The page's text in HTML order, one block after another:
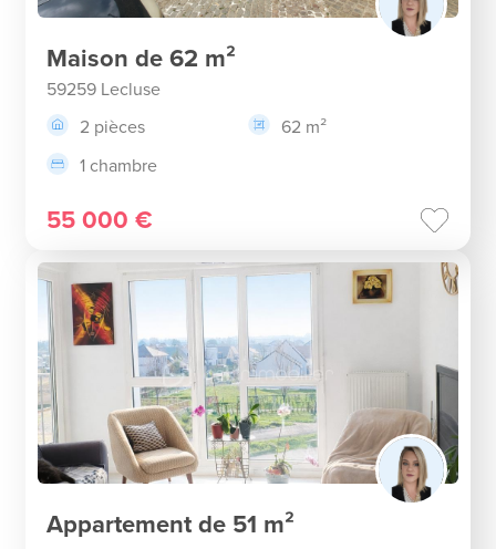
Maison de 62 m²
59259 Lecluse
2 pièces
62 m²
1 chambre
55 000 €
Appartement de 51 m²